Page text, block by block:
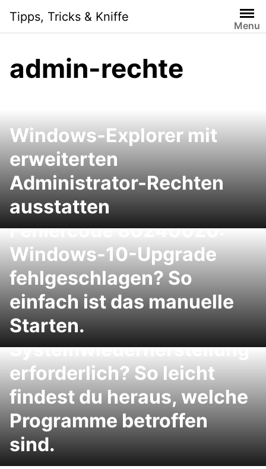
content
Tipps, Tricks & Kniffe
Menu
admin-rechte
Windows-Explorer mit
erweiterten
Administrator-Rechten
ausstatten
Fehlercode 80240020:
Windows-10-Upgrade
fehlgeschlagen? So
einfach ist das manuelle
Starten.
Windows 7:
Systemwiederherstellung
erforderlich? So leicht
findest du heraus, welche
Programme betroffen
sind.